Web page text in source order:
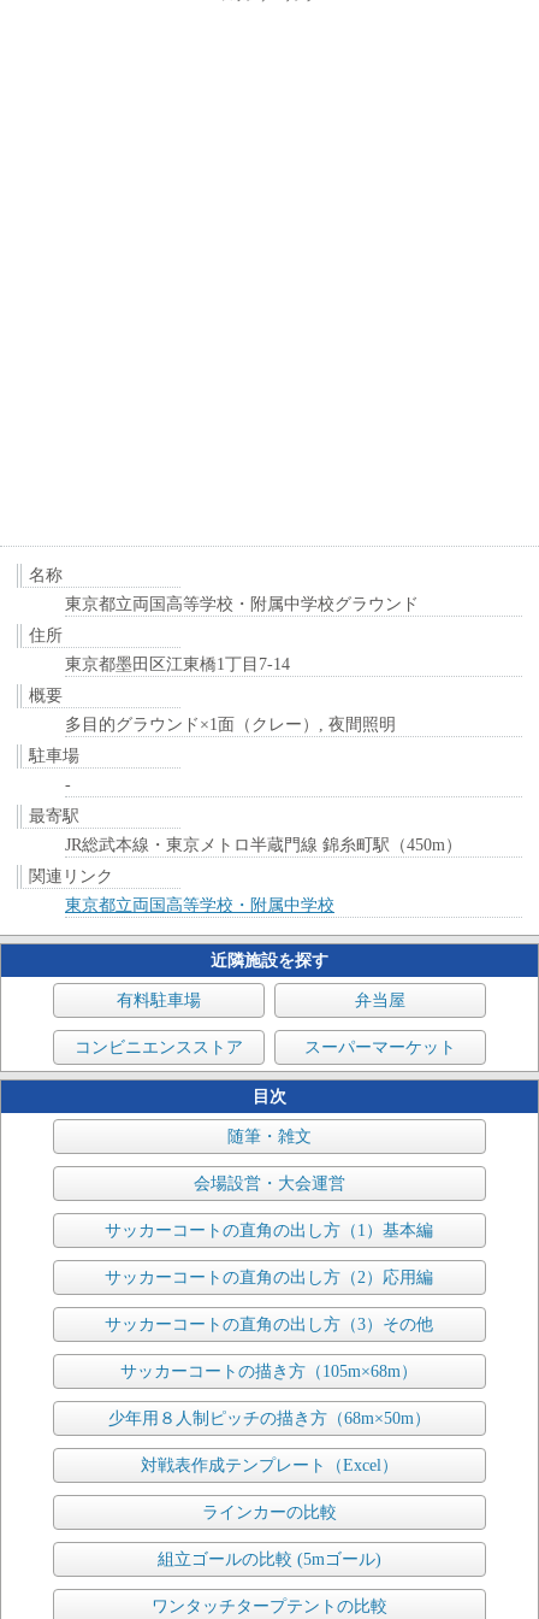
名称
東京都立両国高等学校・附属中学校グラウンド
住所
東京都墨田区江東橋1丁目7-14
概要
多目的グラウンド×1面（クレー）, 夜間照明
駐車場
-
最寄駅
JR総武本線・東京メトロ半蔵門線 錦糸町駅（450m）
関連リンク
東京都立両国高等学校・附属中学校
近隣施設を探す
有料駐車場 弁当屋
コンビニエンスストア スーパーマーケット
目次
随筆・雑文
会場設営・大会運営
サッカーコートの直角の出し方（1）基本編
サッカーコートの直角の出し方（2）応用編
サッカーコートの直角の出し方（3）その他
サッカーコートの描き方（105m×68m）
少年用８人制ピッチの描き方（68m×50m）
対戦表作成テンプレート（Excel）
ラインカーの比較
組立ゴールの比較 (5mゴール)
ワンタッチタープテントの比較